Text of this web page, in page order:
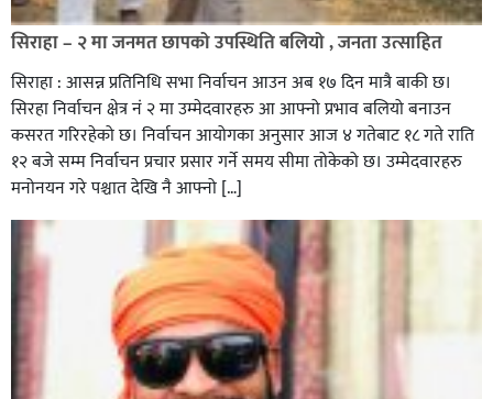
सिराहा – २ मा जनमत छापको उपस्थिति बलियो , जनता उत्साहित
सिराहा : आसन्न प्रतिनिधि सभा निर्वाचन आउन अब १७ दिन मात्रै बाकी छ।
सिरहा निर्वाचन क्षेत्र नं २ मा उम्मेदवारहरु आ आफ्नो प्रभाव बलियो बनाउन
कसरत गरिरहेको छ। निर्वाचन आयोगका अनुसार आज ४ गतेबाट १८ गते राति
१२ बजे सम्म निर्वाचन प्रचार प्रसार गर्ने समय सीमा तोकेको छ। उम्मेदवारहरु
मनोनयन गरे पश्चात देखि नै आफ्नो […]